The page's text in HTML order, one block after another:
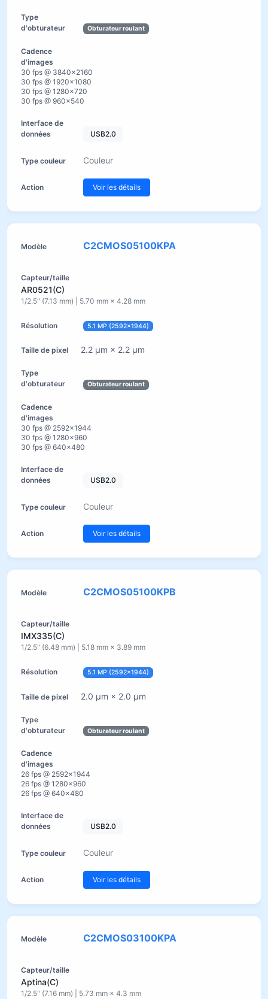
Obturateur roulant
30 fps @ 3840×2160
30 fps @ 1920×1080
30 fps @ 1280×720
30 fps @ 960×540
USB2.0
Couleur
Voir les détails
C2CMOS05100KPA
AR0521(C)
1/2.5" (7.13 mm) | 5.70 mm × 4.28 mm
5.1 MP (2592×1944)
2.2 µm × 2.2 µm
Obturateur roulant
30 fps @ 2592×1944
30 fps @ 1280×960
30 fps @ 640×480
USB2.0
Couleur
Voir les détails
C2CMOS05100KPB
IMX335(C)
1/2.5" (6.48 mm) | 5.18 mm × 3.89 mm
5.1 MP (2592×1944)
2.0 µm × 2.0 µm
Obturateur roulant
26 fps @ 2592×1944
26 fps @ 1280×960
26 fps @ 640×480
USB2.0
Couleur
Voir les détails
C2CMOS03100KPA
Aptina(C)
1/2.5" (7.16 mm) | 5.73 mm × 4.3 mm